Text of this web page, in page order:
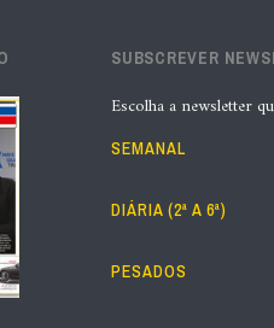
SUBSCREVER
Escolha a newsletter
SEMANAL
DIÁRIA (2ª A 6ª)
PESADOS